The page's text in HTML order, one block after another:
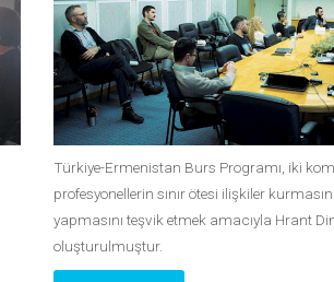
Türkiye-Ermenistan Burs Programı, iki
profesyonellerin sınır ötesi ilişkiler
yapmasını teşvik etmek amacıyla Hrant
oluşturulmuştur.